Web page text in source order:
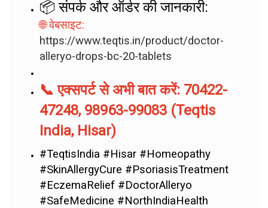
📦 संपर्क और ऑर्डर की जानकारी:
🌐 वेबसाइट:
https://www.teqtis.in/product/doctor-
alleryo-drops-bc-20-tablets
📞 एक्सपर्ट से अभी बात करें: 70422-
47248, 98963-99083 (Teqtis
India, Hisar)
#TeqtisIndia #Hisar #Homeopathy
#SkinAllergyCure #PsoriasisTreatment
#EczemaRelief #DoctorAlleryo
#SafeMedicine #NorthIndiaHealth